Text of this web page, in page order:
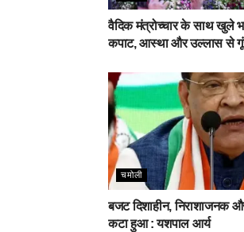
वैदिक मंत्रोच्चार के साथ खुले
कपाट, आस्था और उल्लास से
चमोली
बजट दिशाहीन, निराशाजनक
कटा हुआ : यशपाल आर्य